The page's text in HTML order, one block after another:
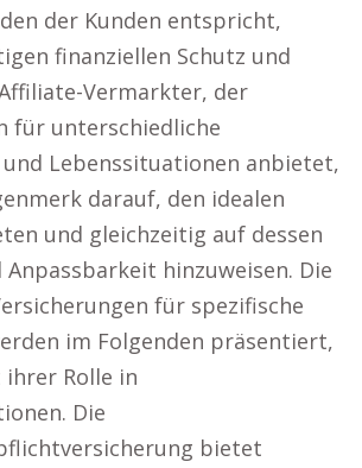
der Kunden entspricht,
finanziellen Schutz und
Vermarkter, der
für unterschiedliche
Lebenssituationen anbietet,
darauf, den idealen
und gleichzeitig auf dessen
hinzuweisen. Die
für spezifische
im Folgenden präsentiert,
Rolle in
Die
bietet